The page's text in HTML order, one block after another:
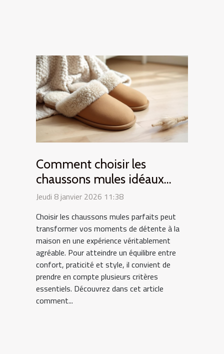
Comment choisir les
chaussons mules idéaux
pour votre confort
Jeudi 8 janvier 2026 11:38
Choisir les chaussons mules parfaits peut
transformer vos moments de détente à la
maison en une expérience véritablement
agréable. Pour atteindre un équilibre entre
confort, praticité et style, il convient de
prendre en compte plusieurs critères
essentiels. Découvrez dans cet article
comment...